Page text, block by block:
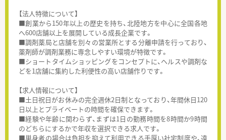
【法人特徴について】
■創業から150年以上の歴史を持ち、北陸地方を中心に全国各地
へ600店舗以上を展開している成長企業です。
■調剤薬局と店舗を別々の営業所とする分離申請を行っており、
薬剤師が調剤業務に専念しやすい環境が特徴です。
■ショートタイムショッピングをコンセプトに、ヘルスや調剤な
どを1店舗に集約した利便性の高い店舗作りです。
【求人情報について】
■土日祝日がお休みの完全週休2日制となっており、年間休日120
日以上とプライベートの時間を確保できます。
■経験や年齢に関わらず、まずは1日の勤務時間を8時間か9時間
のどちらにするかで年収を選択できる求人です。
■単身者の場合は負担を抑えて利用できる手厚い社宅制度や、遠